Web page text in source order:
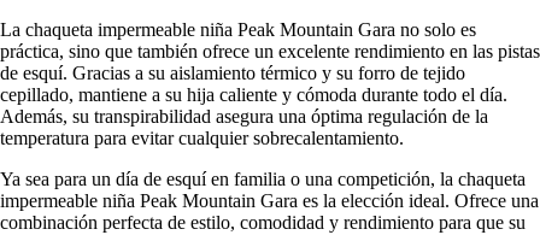
La chaqueta impermeable niña Peak Mountain Gara no solo es
práctica, sino que también ofrece un excelente rendimiento en las pistas
de esquí. Gracias a su aislamiento térmico y su forro de tejido
cepillado, mantiene a su hija caliente y cómoda durante todo el día.
Además, su transpirabilidad asegura una óptima regulación de la
temperatura para evitar cualquier sobrecalentamiento.
Ya sea para un día de esquí en familia o una competición, la chaqueta
impermeable niña Peak Mountain Gara es la elección ideal. Ofrece una
combinación perfecta de estilo, comodidad y rendimiento para que su